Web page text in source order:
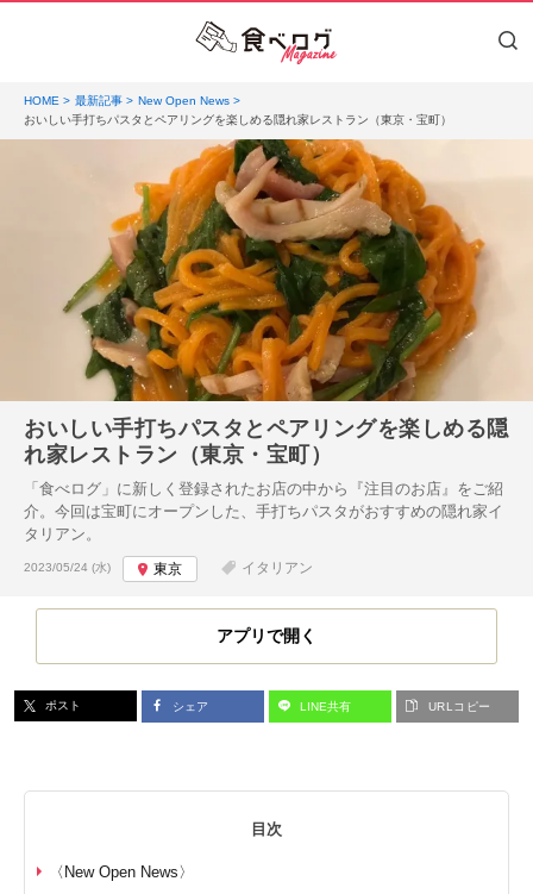
HOME 最新記事
New Open News
おいしい手打ちパスタとペアリングを楽しめる隠れ家レストラン（東京・宝町）
おいしい手打ちパスタとペアリングを楽しめる隠
れ家レストラン（東京・宝町）
「食べログ」に新しく登録されたお店の中から『注目のお店』をご紹
介。今回は宝町にオープンした、手打ちパスタがおすすめの隠れ家イ
タリアン。
投稿日:
2023/05/24 (水) 東京 イタリアン
アプリで開く
ポスト シェア LINE共有 URLコピー
目次
〈New Open News〉